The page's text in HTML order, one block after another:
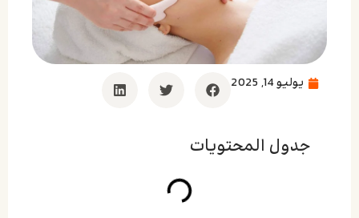
يوليو 14, 2025
جدول المحتويات